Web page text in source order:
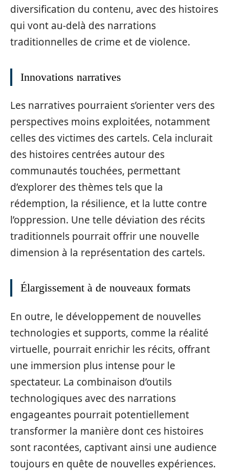
diversification du contenu, avec des histoires
qui vont au-delà des narrations
traditionnelles de crime et de violence.
Innovations narratives
Les narratives pourraient s’orienter vers des
perspectives moins exploitées, notamment
celles des victimes des cartels. Cela inclurait
des histoires centrées autour des
communautés touchées, permettant
d’explorer des thèmes tels que la
rédemption, la résilience, et la lutte contre
l’oppression. Une telle déviation des récits
traditionnels pourrait offrir une nouvelle
dimension à la représentation des cartels.
Élargissement à de nouveaux formats
En outre, le développement de nouvelles
technologies et supports, comme la réalité
virtuelle, pourrait enrichir les récits, offrant
une immersion plus intense pour le
spectateur. La combinaison d’outils
technologiques avec des narrations
engageantes pourrait potentiellement
transformer la manière dont ces histoires
sont racontées, captivant ainsi une audience
toujours en quête de nouvelles expériences.